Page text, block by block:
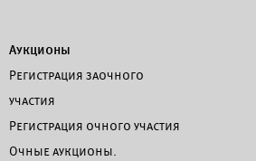
Аукционы
Регистрация заочного
участия
Регистрация очного участия
Очные аукционы.